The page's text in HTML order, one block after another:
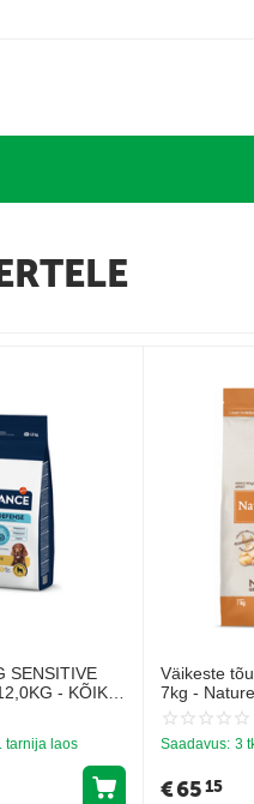
SENSITIVE
- KÕIKI
(LAMB JA
tarnija laos
Väikeste
7kg -
Selected
Chicken
Saadavus: 3
€6515